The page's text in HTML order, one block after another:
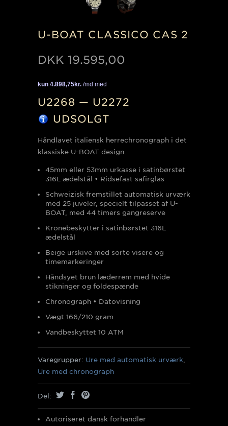
U-BOAT CLASSICO CAS 2
DKK 19.595,00
U2268 — U2272
UDSOLGT
Håndlavet italiensk herrechronograph i det
klassiske U-BOAT design.
45mm eller 53mm urkasse i satinbørstet
316L ædelstål • Ridsefast safirglas
Schweizisk fremstillet automatisk urværk
med 25 juveler, specielt tilpasset af U-
BOAT, med 44 timers gangreserve
Kronebeskytter i satinbørstet 316L
ædelstål
Beige urskive med sorte visere og
timemarkeringer
Håndsyet brun læderrem med hvide
stikninger og foldespænde
Chronograph • Datovisning
Vægt 166/210 gram
Vandbeskyttet 10 ATM
Varegrupper: Ure med automatisk urværk,
Ure med chronograph
Del:
Autoriseret dansk forhandler